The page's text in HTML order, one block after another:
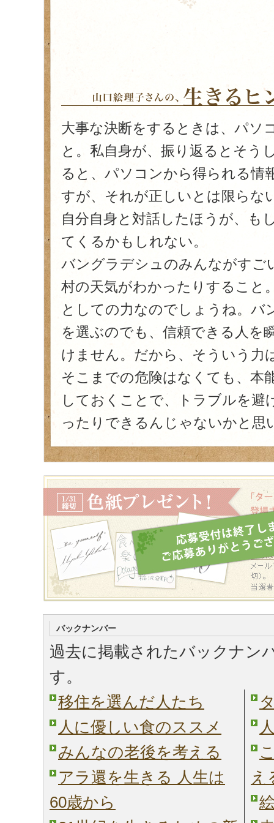
大事な決断をするときは、パソ
と。私自身が、振り返るとそう
ると、パソコンから得られる情
すが、それが正しいとは限らな
自分自身と対話したほうが、も
てくるかもしれない。
バングラデシュのみんながすご
村の天気がわかったりすること
としての力なのでしょうね。バ
を選ぶのでも、信頼できる人を
けません。だから、そういう力
そこまでの危険はなくても、本
しておくことで、トラブルを避
ったりできるんじゃないかと思
バックナンバー
過去に掲載されたバックナン
す。
移住を選んだ人たち
人に優しい食のススメ
みんなの老後を考える
え
アラ還を生きる 人生は
60歳から